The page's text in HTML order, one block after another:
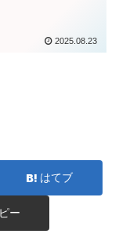
2025.08.23
はてブ
ー